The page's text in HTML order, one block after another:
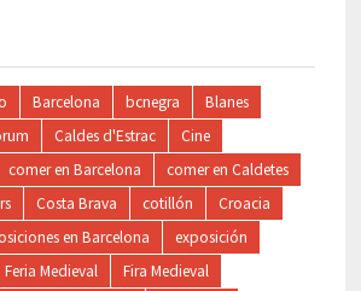
Barcelona bcnegra
Blanes
Caldes d'Estrac
Cine
comer en Barcelona
comer en Caldetes
Costa Brava cotillón
Croacia
en Barcelona
exposición
Feria Medieval
Fira Medieval